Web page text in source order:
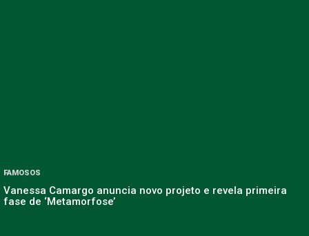
FAMOSOS
Vanessa Camargo anuncia novo projeto e revela primeira
fase de ‘Metamorfose’